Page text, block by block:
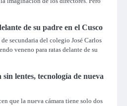
de su padre en el Cusco
secundaria del colegio José Carlos
veneno para ratas delante de su
lentes, tecnología de nueva
que la nueva cámara tiene solo dos